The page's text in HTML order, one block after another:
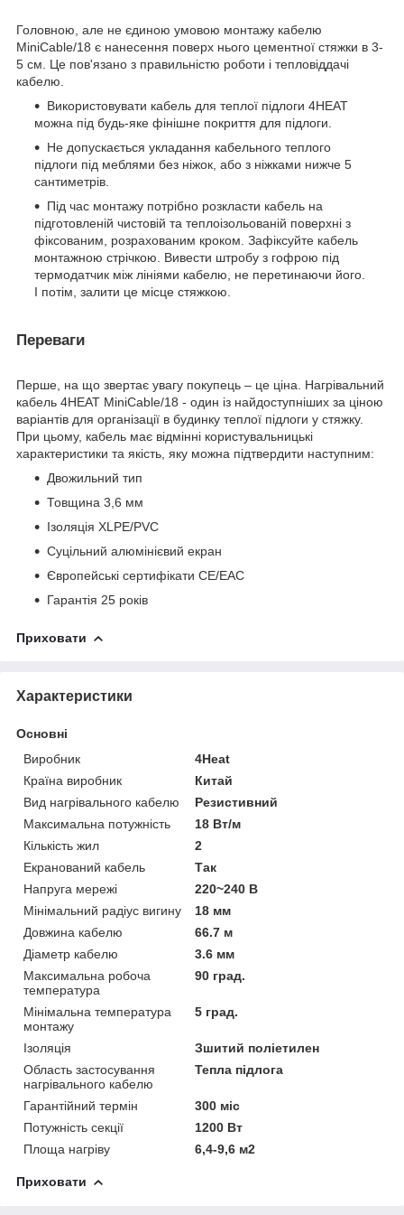
Головною, але не єдиною умовою монтажу кабелю
MiniCable/18 є нанесення поверх нього цементної стяжки в 3-
5 см. Це пов'язано з правильністю роботи і тепловіддачі
кабелю.
Використовувати кабель для теплої підлоги 4HEAT
можна під будь-яке фінішне покриття для підлоги.
Не допускається укладання кабельного теплого
підлоги під меблями без ніжок, або з ніжками нижче 5
сантиметрів.
Під час монтажу потрібно розкласти кабель на
підготовленій чистовій та теплоізольованій поверхні з
фіксованим, розрахованим кроком. Зафіксуйте кабель
монтажною стрічкою. Вивести штробу з гофрою під
термодатчик між лініями кабелю, не перетинаючи його.
І потім, залити це місце стяжкою.
Переваги
Перше, на що звертає увагу покупець – це ціна. Нагрівальний
кабель 4HEAT MiniCable/18 - один із найдоступніших за ціною
варіантів для організації в будинку теплої підлоги у стяжку.
При цьому, кабель має відмінні користувальницькі
характеристики та якість, яку можна підтвердити наступним:
Двожильний тип
Товщина 3,6 мм
Ізоляція XLPE/PVC
Суцільний алюмінієвий екран
Європейські сертифікати CE/EAC
Гарантія 25 років
Приховати
Характеристики
Основні
Виробник
4Heat
Країна виробник
Китай
Вид нагрівального кабелю
Резистивний
Максимальна потужність
18 Вт/м
Кількість жил
2
Екранований кабель
Так
Напруга мережі
220~240 В
Мінімальний радіус вигину
18 мм
Довжина кабелю
66.7 м
Діаметр кабелю
3.6 мм
Максимальна робоча
температура
90 град.
Мінімальна температура
монтажу
5 град.
Ізоляція
Зшитий поліетилен
Область застосування
нагрівального кабелю
Тепла підлога
Гарантійний термін
300 міс
Потужність секції
1200 Вт
Площа нагріву
6,4-9,6 м2
Приховати